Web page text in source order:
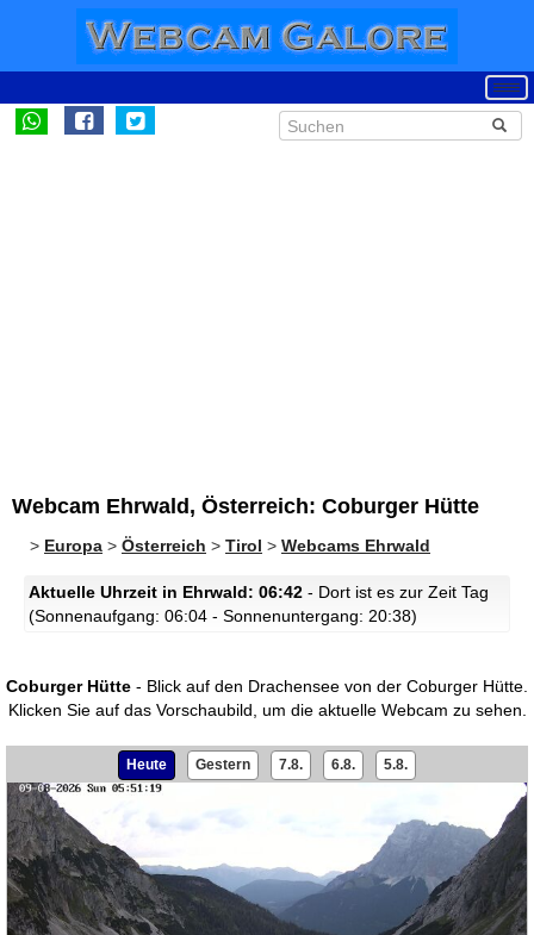
Webcam Ehrwald, Österreich: Coburger Hütte
> Europa > Österreich > Tirol > Webcams Ehrwald
Aktuelle Uhrzeit in Ehrwald: 06:42 - Dort ist es zur Zeit Tag
(Sonnenaufgang: 06:04 - Sonnenuntergang: 20:38)
Coburger Hütte - Blick auf den Drachensee von der Coburger Hütte.
Klicken Sie auf das Vorschaubild, um die aktuelle Webcam zu sehen.
Heute Gestern 7.8. 6.8. 5.8.